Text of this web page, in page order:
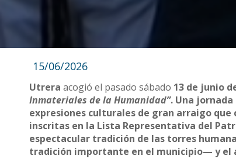
15/06/2026
Utreraacogió el pasado sábado 13 de junio
Inmateriales de la Humanidad”. Una
expresiones culturales de gran arraigo
inscritas en la Lista Representativa del
espectacular tradición de las torres
tradición importante en el municipio— y el